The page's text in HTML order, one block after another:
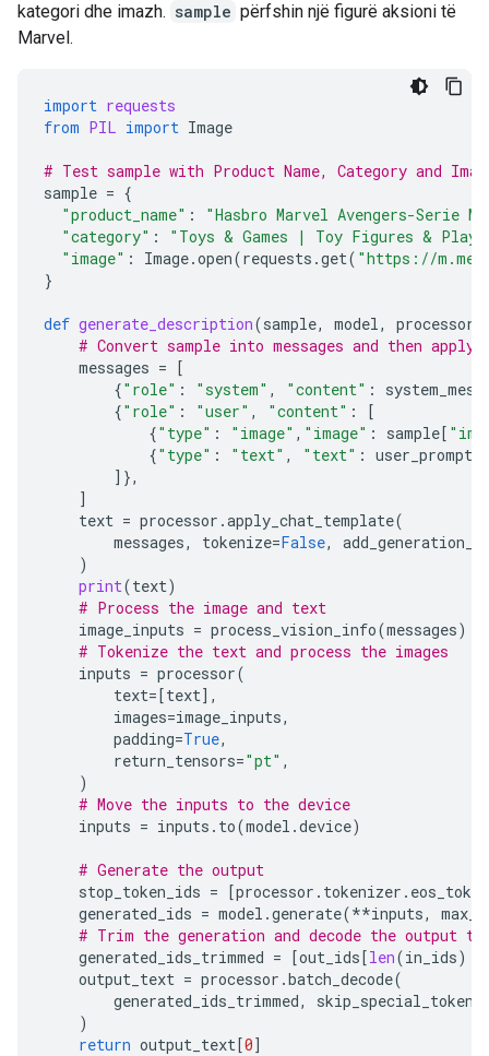
kategori dhe imazh. sample përfshin një figurë aksioni të
Marvel.
import requests
from PIL import Image
# Test sample with Product Name, Category and
sample = {
"product_name" :
"Hasbro Marvel Avengers-Serie
"category" :
"Toys & Games | Toy Figures &
"image" : Image.open(requests .get( "https://
}
def generate_description(sample, model, processor
# Convert sample into messages and then
messages = [
{"role" : "system" , "content" :
{"role" : "user" , "content" :
[
{"type" : "image" , "image" : sample[
{"type" : "text" , "text" : user_prompt
]},
]
text = processor .apply_chat_template(
messages, tokenize=False,
)
print(text)
# Process the image and text
image_inputs = process_vision_info(messages)
# Tokenize the text and process the images
inputs = processor(
text=[text],
images=image_inputs,
padding=True,
return_tensors="pt" ,
)
# Move the inputs to the device
inputs = inputs . to(model .device)
# Generate the output
stop_token_ids = [processor . tokenizer .
generated_ids = model .generate(**inputs,
# Trim the generation and decode the output
generated_ids_trimmed = [out_ids[len(in_ids)
output_text = processor .batch_decode(
generated_ids_trimmed, skip_special_tokens
)
return output_text[0]